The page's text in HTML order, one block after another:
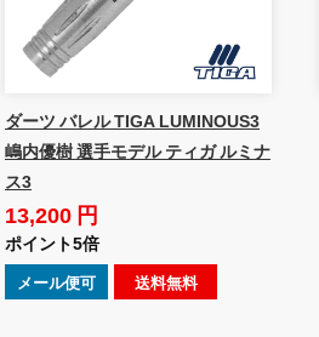
ダーツ バレル TIGA LUMINOUS3
嶋内優樹 選手モデル ティガ ルミナ
ス3
13,200 円
ポイント5倍
メール便可 送料無料